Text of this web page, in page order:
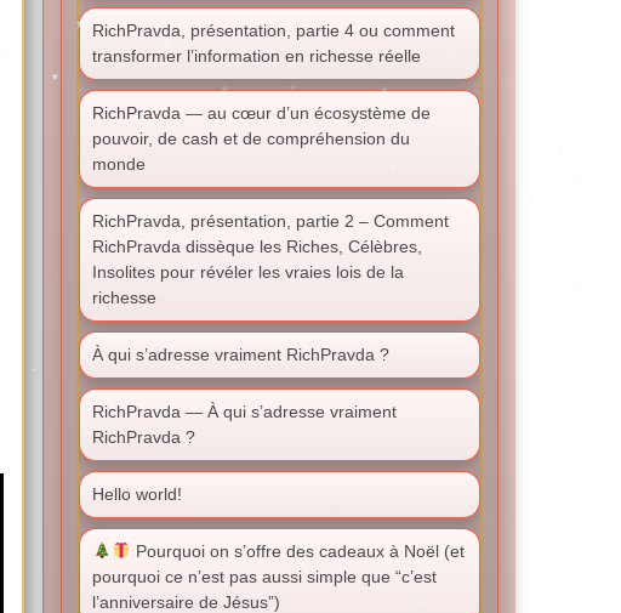
RichPravda, présentation, partie 4 ou comment
transformer l’information en richesse réelle
RichPravda — au cœur d’un écosystème de
pouvoir, de cash et de compréhension du
monde
RichPravda, présentation, partie 2 – Comment
RichPravda dissèque les Riches, Célèbres,
Insolites pour révéler les vraies lois de la
richesse
À qui s’adresse vraiment RichPravda ?
RichPravda — À qui s’adresse vraiment
RichPravda ?
Hello world!
Pourquoi on s’offre des cadeaux à Noël (et
pourquoi ce n’est pas aussi simple que “c’est
l’anniversaire de Jésus”)